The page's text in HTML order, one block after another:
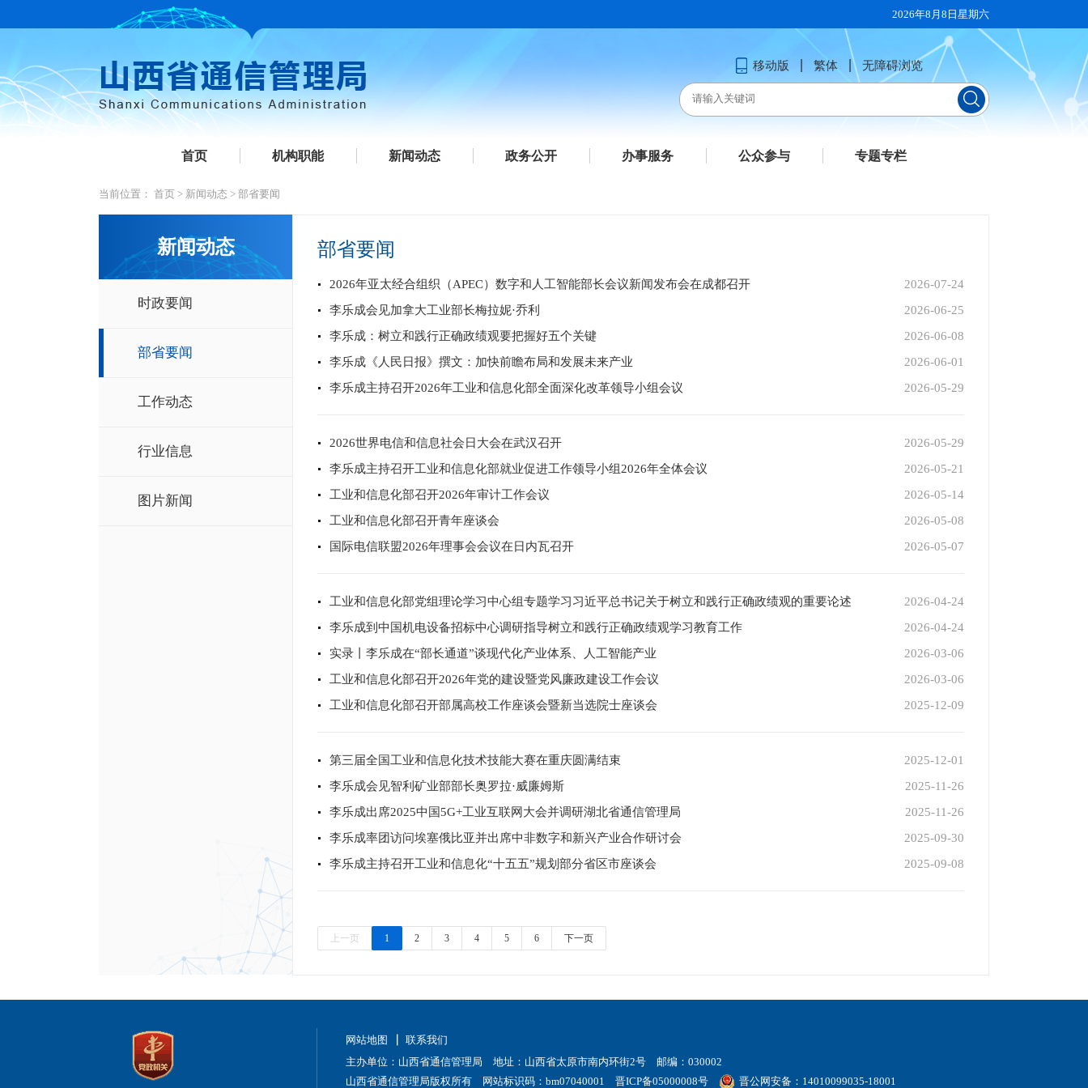
2026年8月8日星期六
移动版 繁体 无障碍浏览
首页 机构职能 新闻动态 政务公开 办事服务 公众参与 专题专栏
当前位置： 首页 > 新闻动态 > 部省要闻
新闻动态
时政要闻
部省要闻
工作动态
行业信息
图片新闻
部省要闻
2026-07-24
2026年亚太经合组织（APEC）数字和人工智能部长会议新闻发布会在成都召开
2026-06-25
李乐成会见加拿大工业部长梅拉妮·乔利
2026-06-08
李乐成：树立和践行正确政绩观要把握好五个关键
2026-06-01
李乐成《人民日报》撰文：加快前瞻布局和发展未来产业
2026-05-29
李乐成主持召开2026年工业和信息化部全面深化改革领导小组会议
2026-05-29
2026世界电信和信息社会日大会在武汉召开
2026-05-21
李乐成主持召开工业和信息化部就业促进工作领导小组2026年全体会议
2026-05-14
工业和信息化部召开2026年审计工作会议
2026-05-08
工业和信息化部召开青年座谈会
2026-05-07
国际电信联盟2026年理事会会议在日内瓦召开
2026-04-24
工业和信息化部党组理论学习中心组专题学习习近平总书记关于树立和践行正确政绩观的重要论述
2026-04-24
李乐成到中国机电设备招标中心调研指导树立和践行正确政绩观学习教育工作
2026-03-06
实录丨李乐成在“部长通道”谈现代化产业体系、人工智能产业
2026-03-06
工业和信息化部召开2026年党的建设暨党风廉政建设工作会议
2025-12-09
工业和信息化部召开部属高校工作座谈会暨新当选院士座谈会
2025-12-01
第三届全国工业和信息化技术技能大赛在重庆圆满结束
2025-11-26
李乐成会见智利矿业部部长奥罗拉·威廉姆斯
2025-11-26
李乐成出席2025中国5G+工业互联网大会并调研湖北省通信管理局
2025-09-30
李乐成率团访问埃塞俄比亚并出席中非数字和新兴产业合作研讨会
2025-09-08
李乐成主持召开工业和信息化“十五五”规划部分省区市座谈会
上一页 1 2 3 4 5 6 下一页
网站地图
联系我们
主办单位：山西省通信管理局 地址：山西省太原市南内环街2号 邮编：030002
山西省通信管理局版权所有 网站标识码：bm07040001晋ICP备05000008号 晋公网安备：14010099035-18001